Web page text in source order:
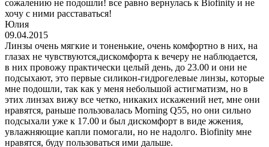
Юлия
09.04.2015
Линзы очень мягкие и тоненькие, очень комфортно в них, на глазах не чувствуются,дискомфорта к вечеру не наблюдается, в них провожу практически целый день, до 23.00 и они не подсыхают, это первые силикон-гидрогелевые линзы, которые мне подошли, так как у меня небольшой астигматизм, но в этих линзах вижу все четко, никаких искажений нет, мне они нравятся, раньше пользовалась Morning Q55, но они сильно подсыхали уже к 17.00 и был дискомфорт в виде жжения, увлажняющие капли помогали, но не надолго. Bio